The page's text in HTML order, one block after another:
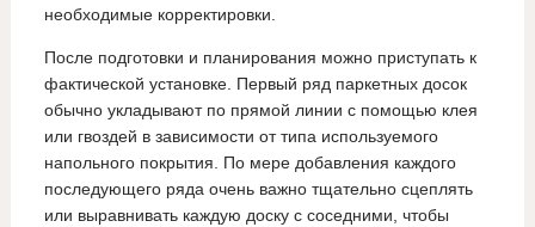
необходимые корректировки.
После подготовки и планирования можно приступать к
фактической установке. Первый ряд паркетных досок
обычно укладывают по прямой линии с помощью клея
или гвоздей в зависимости от типа используемого
напольного покрытия. По мере добавления каждого
последующего ряда очень важно тщательно сцеплять
или выравнивать каждую доску с соседними, чтобы